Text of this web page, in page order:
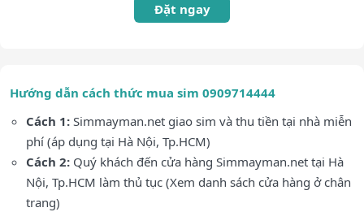
Đặt ngay
Hướng dẫn cách thức mua sim 0909714444
Cách 1: Simmayman.net giao sim và thu tiền tại nhà miễn
phí (áp dụng tại Hà Nội, Tp.HCM)
Cách 2: Quý khách đến cửa hàng Simmayman.net tại Hà
Nội, Tp.HCM làm thủ tục (Xem danh sách cửa hàng ở chân
trang)